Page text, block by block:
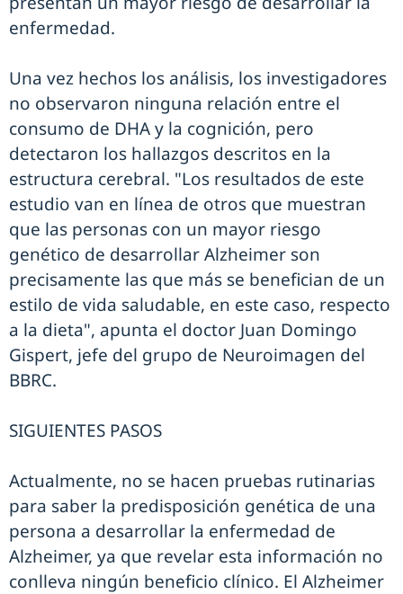
enfermedad.
Una vez hechos los análisis, los investigadores
no observaron ninguna relación entre el
consumo de DHA y la cognición, pero
detectaron los hallazgos descritos en la
estructura cerebral. "Los resultados de este
estudio van en línea de otros que muestran
que las personas con un mayor riesgo
genético de desarrollar Alzheimer son
precisamente las que más se benefician de un
estilo de vida saludable, en este caso, respecto
a la dieta", apunta el doctor Juan Domingo
Gispert, jefe del grupo de Neuroimagen del
BBRC.
SIGUIENTES PASOS
Actualmente, no se hacen pruebas rutinarias
para saber la predisposición genética de una
persona a desarrollar la enfermedad de
Alzheimer, ya que revelar esta información no
conlleva ningún beneficio clínico. El Alzheimer